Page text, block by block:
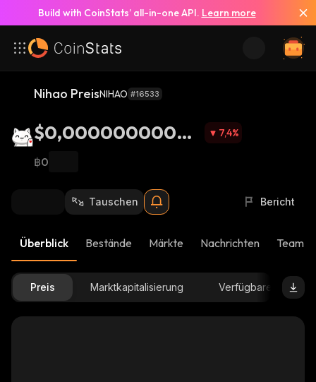
Build with CoinStats’ all-in-one API. Learn more
Nihao PreisNIHAO #16533
$0,00000000004
05
7,4%
฿0
Tauschen Bericht
Überblick Bestände Märkte Nachrichten Team-
Preis Marktkapitalisierung Verfügbare Menge